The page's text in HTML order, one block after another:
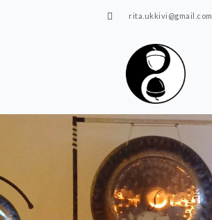
rita.ukkivi@gmail.com
STUUDIOST
TUNNIPLAAN
JOOGA/PILATES
TERAAPIA
ÜRITUSED